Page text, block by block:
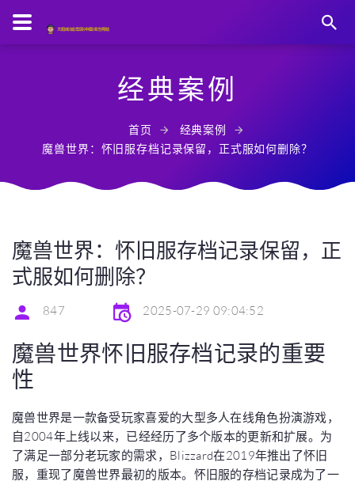
经典案例
首页
经典案例
魔兽世界：怀旧服存档记录保留，正式服如何删除？
魔兽世界：怀旧服存档记录保留，正
式服如何删除？
847 2025-07-29 09:04:52
魔兽世界怀旧服存档记录的重要
性
魔兽世界是一款备受玩家喜爱的大型多人在线角色扮演游戏，
自2004年上线以来，已经经历了多个版本的更新和扩展。为
了满足一部分老玩家的需求，Blizzard在2019年推出了怀旧
服，重现了魔兽世界最初的版本。怀旧服的存档记录成为了一